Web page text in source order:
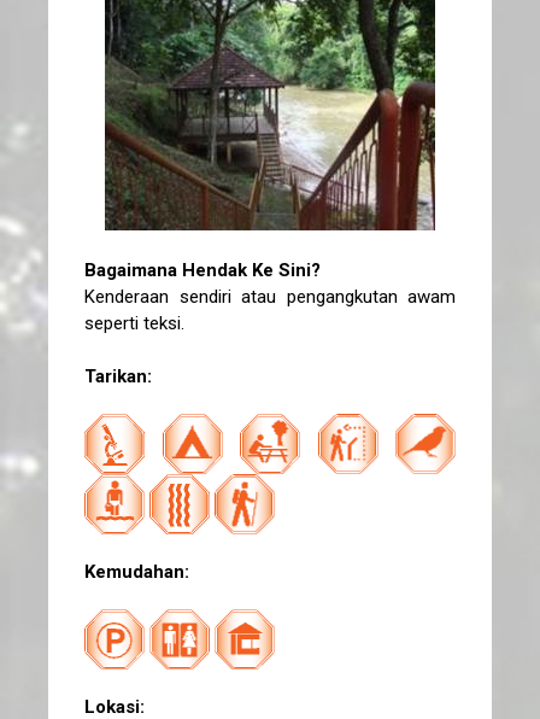
Bagaimana Hendak Ke Sini?
Kenderaan sendiri atau pengangkutan awam
seperti teksi.
Tarikan:
Kemudahan:
Lokasi: